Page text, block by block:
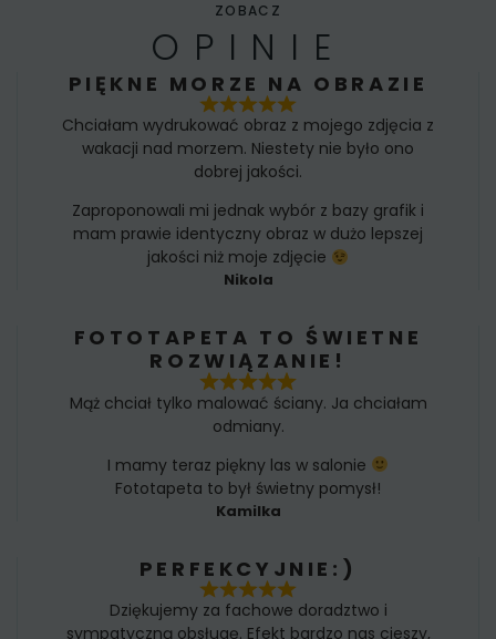
ZOBACZ
OPINIE
PIĘKNE MORZE NA OBRAZIE
Chciałam wydrukować obraz z mojego zdjęcia z
wakacji nad morzem. Niestety nie było ono
dobrej jakości.
Zaproponowali mi jednak wybór z bazy grafik i
mam prawie identyczny obraz w dużo lepszej
jakości niż moje zdjęcie
Nikola
FOTOTAPETA TO ŚWIETNE
ROZWIĄZANIE!
Mąż chciał tylko malować ściany. Ja chciałam
odmiany.
I mamy teraz piękny las w salonie
Fototapeta to był świetny pomysł!
Kamilka
PERFEKCYJNIE:)
Dziękujemy za fachowe doradztwo i
sympatyczną obsługę. Efekt bardzo nas cieszy,